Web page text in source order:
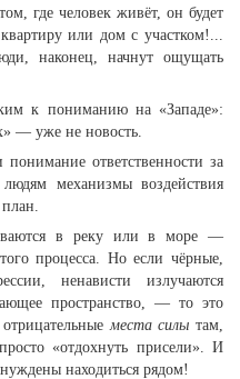
где человек живёт, он будет
или дом с участком!...
наконец, начнут ощущать
к пониманию на «Западе»:
— уже не новость.
ответственности за
механизмы воздействия
в реку или в море —
процесса. Но если чёрные,
ненависти излучаются
пространство, — то это
места силы там,
«отдохнуть присели». И
находиться рядом!